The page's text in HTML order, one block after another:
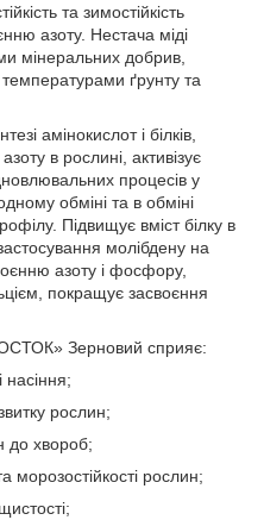
та зимостійкість
азоту. Нестача міді
мінеральних добрив,
ґрунту та
амінокислот і білків,
в рослині, активізує
процесів у
обміні та в обміні
Підвищує вміст білку в
молібдену на
азоту і фосфору,
покращує засвоєння
Зерновий сприяє:
рослин;
до хвороб;
рослин;